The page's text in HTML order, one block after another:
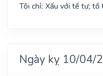
Tội chỉ: Xấu với tế tự; tố
Ngày kỵ 10/04/